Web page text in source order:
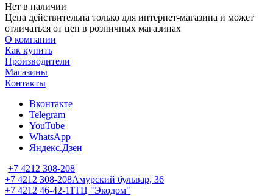
Нет в наличии
Цена действительна только для интернет-магазина и может
отличаться от цен в розничных магазинах
О компании
Как купить
Производители
Магазины
Контакты
Вконтакте
Telegram
YouTube
WhatsApp
Яндекс.Дзен
+7 4212 308-208
+7 4212 308-208Амурский бульвар, 36
+7 4212 46-42-11ТЦ "Экодом"